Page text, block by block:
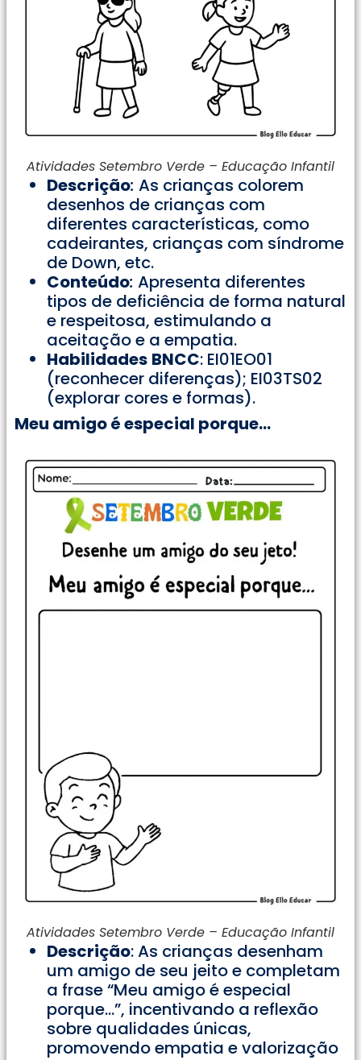
Atividades Setembro Verde – Educação Infantil
Descrição: As crianças colorem
desenhos de crianças com
diferentes características, como
cadeirantes, crianças com síndrome
de Down, etc.
Conteúdo: Apresenta diferentes
tipos de deficiência de forma natural
e respeitosa, estimulando a
aceitação e a empatia.
Habilidades BNCC: EI01EO01
(reconhecer diferenças); EI03TS02
(explorar cores e formas).
Meu amigo é especial porque…
Atividades Setembro Verde – Educação Infantil
Descrição: As crianças desenham
um amigo de seu jeito e completam
a frase “Meu amigo é especial
porque…”, incentivando a reflexão
sobre qualidades únicas,
promovendo empatia e valorização